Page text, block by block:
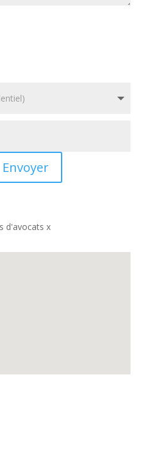
Envoyer
d'avocats x